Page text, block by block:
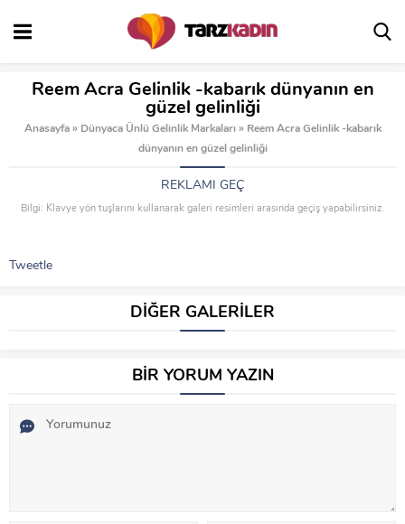
Reem Acra Gelinlik -kabarık dünyanın en
güzel gelinliği
Anasayfa » Dünyaca Ünlü Gelinlik Markaları » Reem Acra Gelinlik -kabarık
dünyanın en güzel gelinliği
REKLAMI GEÇ
Bilgi: Klavye yön tuşlarını kullanarak galeri resimleri arasında geçiş yapabilirsiniz.
Tweetle
DİĞER GALERİLER
BİR YORUM YAZIN